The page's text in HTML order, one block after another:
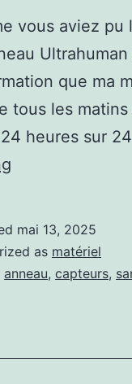
vous aviez pu
que ma
tous les
heures sur
de
mon
mai 13, 2025
as matériel
anneau, capteurs,